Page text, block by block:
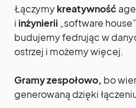
Łączymykreatywność
i inżynierii „software
budujemy fedrując w
ostrzej i możemy więcej.
Gramy zespołowo, bo
generowaną dzięki